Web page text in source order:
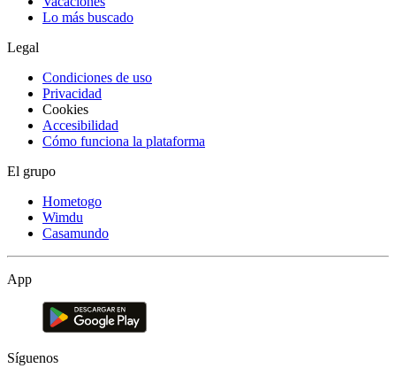
Lo más buscado
Legal
Condiciones de uso
Privacidad
Cookies
Accesibilidad
Cómo funciona la plataforma
El grupo
Hometogo
Wimdu
Casamundo
App
Síguenos